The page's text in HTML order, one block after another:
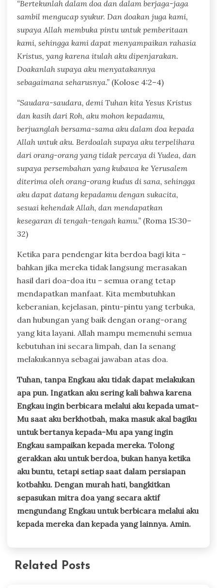
“Bertekunlah dalam doa dan dalam berjaga-jaga
sambil mengucap syukur. Dan doakan juga kami,
supaya Allah membuka pintu untuk pemberitaan
kami, sehingga kami dapat menyampaikan rahasia
Kristus, yang karena itulah aku dipenjarakan.
Doakanlah supaya aku menyatakannya
sebagaimana seharusnya.” (Kolose 4:2–4)
“Saudara-saudara, demi Tuhan kita Yesus Kristus
dan kasih dari Roh, aku mohon kepadamu,
berjuanglah bersama-sama aku dalam doa kepada
Allah untuk aku. Berdoalah supaya aku terpelihara
dari orang-orang yang tidak percaya di Yudea, dan
supaya persembahan yang kubawa ke Yerusalem
diterima oleh orang-orang kudus di sana, sehingga
aku dapat datang kepadamu dengan sukacita,
sesuai kehendak Allah, dan mendapatkan
kesegaran di tengah-tengah kamu.” (Roma 15:30–
32)
Ketika para pendengar kita berdoa bagi kita –
bahkan jika mereka tidak langsung merasakan
hasil dari doa-doa itu – semua orang tetap
mendapatkan manfaat. Kita membutuhkan
keberanian, kejelasan, pintu-pintu yang terbuka,
dan hubungan yang baik dengan orang-orang
yang kita layani. Allah mampu memenuhi semua
kebutuhan ini secara limpah, dan Ia senang
melakukannya sebagai jawaban atas doa.
Tuhan, tanpa Engkau aku tidak dapat melakukan
apa pun. Ingatkan aku sering kali bahwa karena
Engkau ingin berbicara melalui aku kepada umat-
Mu saat aku berkhotbah, maka masuk akal bagiku
untuk bertanya kepada-Mu apa yang ingin
Engkau sampaikan kepada mereka. Tolong
gerakkan aku untuk berdoa, bukan hanya ketika
aku buntu, tetapi setiap saat dalam persiapan
kotbahku. Dengan murah hati, bangkitkan
sepasukan mitra doa yang secara aktif
mengundang Engkau untuk berbicara melalui aku
kepada mereka dan kepada yang lainnya. Amin.
Related Posts